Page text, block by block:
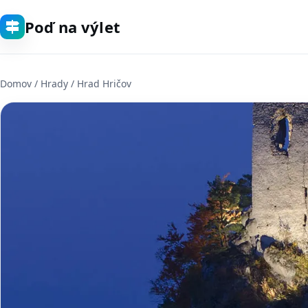
Poď na výlet
Domov / Hrady / Hrad Hričov